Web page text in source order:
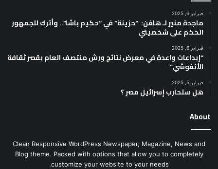
فبراير 6, 2025
ماجدة منير لـ هافن: “حزينة” في “حكيم باشا”.. وأترك للجمهور
الحكم على شخصيتي
فبراير 6, 2025
“إبداعات واعدة في معرض نتائج ورش منتصف العام بقصر ثقافة
الأنفوشي”
فبراير 5, 2025
هل ستحارب إسرائيل مصر ؟
About
Clean Responsive WordPress Newspaper, Magazine, News and
Blog theme. Packed with options that allow you to completely
customize your website to your needs.